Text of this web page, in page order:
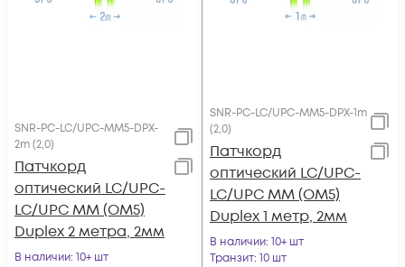
SNR-PC-LC/UPC-MM5-DPX-
2m (2,0)
Патчкорд
оптический LC/UPC-
LC/UPC MM (OM5)
Duplex 2 метра, 2мм
В наличии: 10+ шт
SNR-PC-LC/UPC-MM5-DPX-1m
(2,0)
Патчкорд
оптический LC/UPC-
LC/UPC MM (OM5)
Duplex 1 метр, 2мм
В наличии: 10+ шт
Транзит: 10 шт